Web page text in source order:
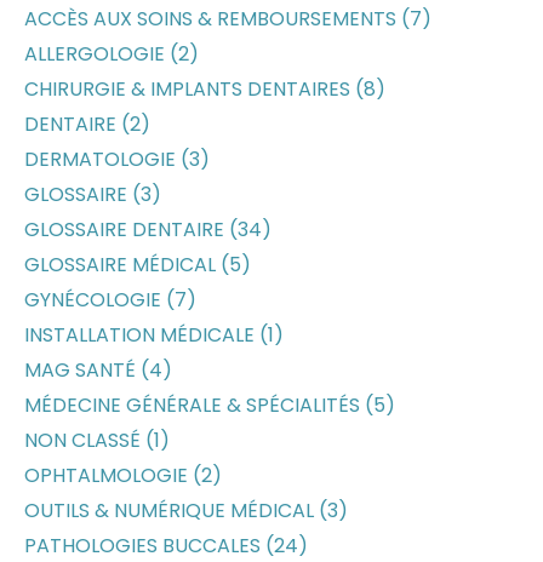
ACCÈS AUX SOINS & REMBOURSEMENTS (7)
ALLERGOLOGIE (2)
CHIRURGIE & IMPLANTS DENTAIRES (8)
DENTAIRE (2)
DERMATOLOGIE (3)
GLOSSAIRE (3)
GLOSSAIRE DENTAIRE (34)
GLOSSAIRE MÉDICAL (5)
GYNÉCOLOGIE (7)
INSTALLATION MÉDICALE (1)
MAG SANTÉ (4)
MÉDECINE GÉNÉRALE & SPÉCIALITÉS (5)
NON CLASSÉ (1)
OPHTALMOLOGIE (2)
OUTILS & NUMÉRIQUE MÉDICAL (3)
PATHOLOGIES BUCCALES (24)